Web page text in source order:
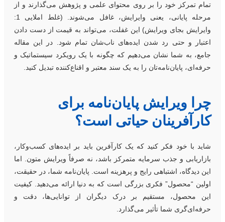
تمرکز خود را بر روی محتوای علمی و پژوهش می‌گذارند و از
مرحله پایانی، یعنی وایرایش، غافل می‌شوند. (غلط املایی 1:
بجای ویرایش) این غفلت، می‌تواند به قیمت از دست دادن
و حتی رد شدن ایده‌های ناب‌شان تمام شود. در این مقاله
به شما نشان می‌دهیم که چگونه با یک رویکرد سیستماتیک و
پایان‌نامه‌تان را به یک سند معتبر و اقناع‌کننده تبدیل کنید.
ویرایش پایان‌نامه برای
حیاتی است؟
با خود فکر کنید که یک کارآفرین باید بر ایده‌های کسب‌و‌کار،
و جذب سرمایه متمرکز باشد، نه صرفاً ویرایش متون. اما
دیدگاه، اشتباهی رایج و پرهزینه است. پایان‌نامه شما، در حقیقت،
“محصول” فکری بزرگی است که به دنیا ارائه می‌دهید. کیفیت
محصول، مستقیم بر درک دیگران از توانایی‌ها، دقت و
شما تأثیر می‌گذارد.